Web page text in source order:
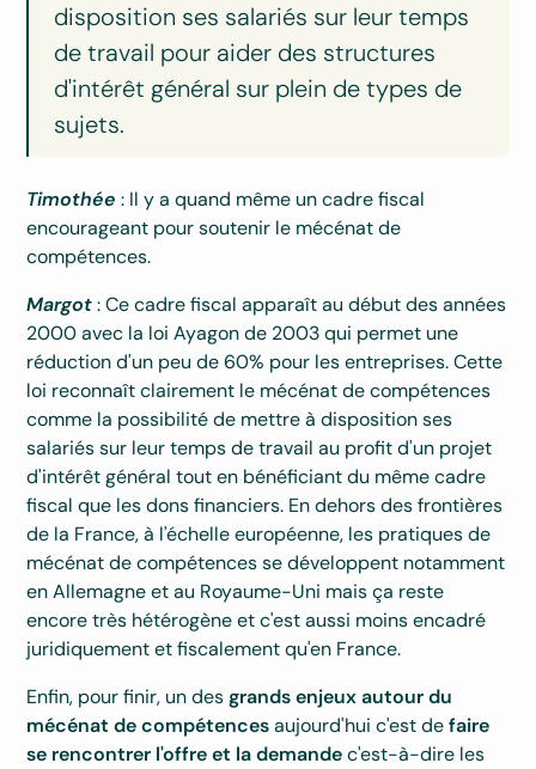
disposition ses salariés sur leur temps
de travail pour aider des structures
d'intérêt général sur plein de types de
sujets.
Timothée: Il y a quand même un cadre fiscal
encourageant pour soutenir le mécénat de
compétences.
Margot: Ce cadre fiscal apparaît au début des années
2000 avec la loi Ayagon de 2003 qui permet une
réduction d'un peu de 60% pour les entreprises. Cette
loi reconnaît clairement le mécénat de compétences
comme la possibilité de mettre à disposition ses
salariés sur leur temps de travail au profit d'un projet
d'intérêt général tout en bénéficiant du même cadre
fiscal que les dons financiers. En dehors des frontières
de la France, à l'échelle européenne, les pratiques de
mécénat de compétences se développent notamment
en Allemagne et au Royaume-Uni mais ça reste
encore très hétérogène et c'est aussi moins encadré
juridiquement et fiscalement qu'en France.
Enfin, pour finir, un desgrands enjeux autour du
mécénat de compétencesaujourd'hui c'est defaire
se rencontrer l'offre et la demandec'est-à-dire les